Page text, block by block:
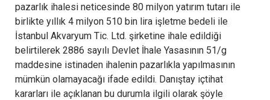
pazarlık ihalesi neticesinde 80 milyon yatırım tutarı ile
birlikte yıllık 4 milyon 510 bin lira işletme bedeli ile
İstanbul Akvaryum Tic. Ltd. şirketine ihale edildiği
belirtilerek 2886 sayılı Devlet İhale Yasasının 51/g
maddesine istinaden ihalenin pazarlıkla yapılmasının
mümkün olamayacağı ifade edildi. Danıştay içtihat
kararları ile açıklanan bu durumla ilgili olarak şöyle